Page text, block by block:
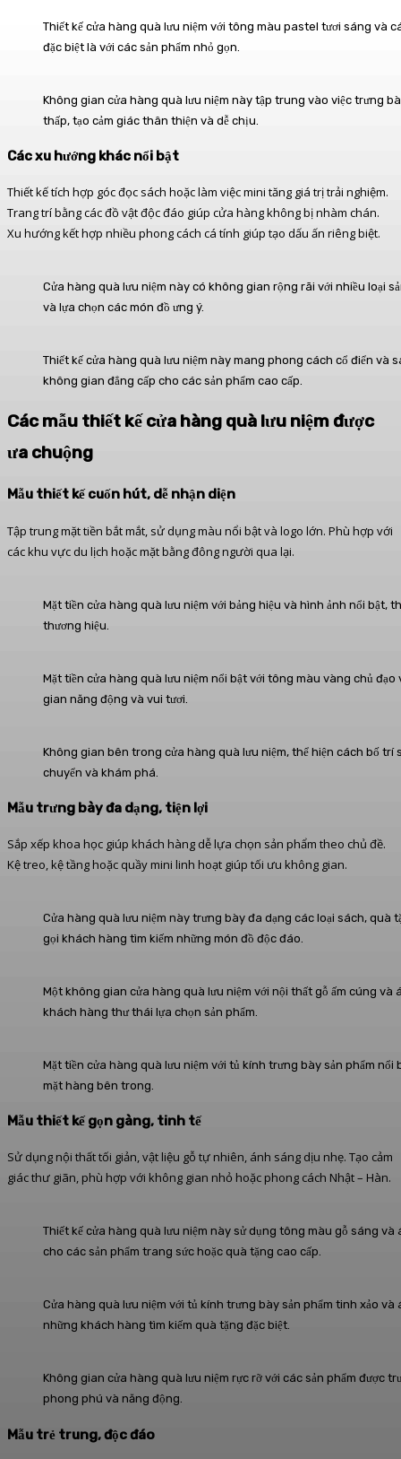
Thiết kế cửa hàng quà lưu niệm với tông màu pastel tươi sáng và
đặc biệt là với các sản phẩm nhỏ gọn.
Không gian cửa hàng quà lưu niệm này tập trung vào việc trưng
thấp, tạo cảm giác thân thiện và dễ chịu.
Các xu hướng khác nổi bật
Thiết kế tích hợp góc đọc sách hoặc làm việc mini tăng giá trị trải nghiệm.
Trang trí bằng các đồ vật độc đáo giúp cửa hàng không bị nhàm chán.
Xu hướng kết hợp nhiều phong cách cá tính giúp tạo dấu ấn riêng biệt.
Cửa hàng quà lưu niệm này có không gian rộng rãi với nhiều loại
và lựa chọn các món đồ ưng ý.
Thiết kế cửa hàng quà lưu niệm này mang phong cách cổ điển
không gian đẳng cấp cho các sản phẩm cao cấp.
Các mẫu thiết kế cửa hàng quà lưu niệm được
ưa chuộng
Mẫu thiết kế cuốn hút, dễ nhận diện
Tập trung mặt tiền bắt mắt, sử dụng màu nổi bật và logo lớn. Phù hợp với
các khu vực du lịch hoặc mặt bằng đông người qua lại.
Mặt tiền cửa hàng quà lưu niệm với bảng hiệu và hình ảnh nổi
thương hiệu.
Mặt tiền cửa hàng quà lưu niệm nổi bật với tông màu vàng chủ
gian năng động và vui tươi.
Không gian bên trong cửa hàng quà lưu niệm, thể hiện cách bố
chuyển và khám phá.
Mẫu trưng bày đa dạng, tiện lợi
Sắp xếp khoa học giúp khách hàng dễ lựa chọn sản phẩm theo chủ đề.
Kệ treo, kệ tầng hoặc quầy mini linh hoạt giúp tối ưu không gian.
Cửa hàng quà lưu niệm này trưng bày đa dạng các loại sách, quà
gọi khách hàng tìm kiếm những món đồ độc đáo.
Một không gian cửa hàng quà lưu niệm với nội thất gỗ ấm cúng
khách hàng thư thái lựa chọn sản phẩm.
Mặt tiền cửa hàng quà lưu niệm với tủ kính trưng bày sản phẩm
mặt hàng bên trong.
Mẫu thiết kế gọn gàng, tinh tế
Sử dụng nội thất tối giản, vật liệu gỗ tự nhiên, ánh sáng dịu nhẹ. Tạo cảm
giác thư giãn, phù hợp với không gian nhỏ hoặc phong cách Nhật – Hàn.
Thiết kế cửa hàng quà lưu niệm này sử dụng tông màu gỗ sáng
cho các sản phẩm trang sức hoặc quà tặng cao cấp.
Cửa hàng quà lưu niệm với tủ kính trưng bày sản phẩm tinh xảo
những khách hàng tìm kiếm quà tặng đặc biệt.
Không gian cửa hàng quà lưu niệm rực rỡ với các sản phẩm được
phong phú và năng động.
Mẫu trẻ trung, độc đáo